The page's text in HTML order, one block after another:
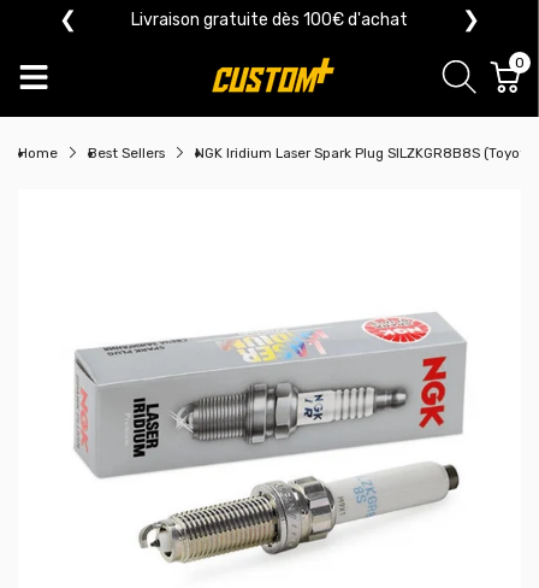
❮ Livraison gratuite dès 100€ d'achat ❯
0
Home Best Sellers NGK Iridium Laser Spark Plug SILZKGR8B8S